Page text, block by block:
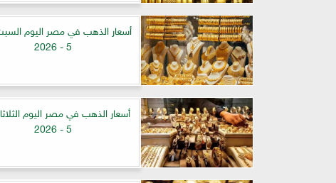
5 - 2026
5 - 2026